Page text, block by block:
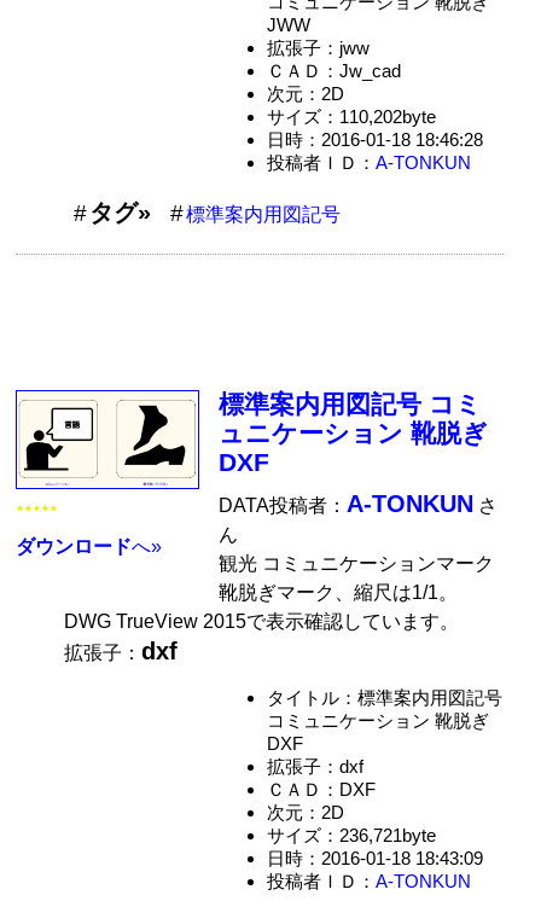
JWW
拡張子：jww
ＣＡＤ：Jw_cad
次元：2D
サイズ：110,202byte
日時：2016-01-18 18:46:28
投稿者ＩＤ： A-TONKUN
タグ» 標準案内用図記号
★★★★★
ダウンロードへ»
標準案内用図記号 コミ
ュニケーション 靴脱ぎ
DXF
DATA投稿者： A-TONKUN さ
ん
観光 コミュニケーションマーク
靴脱ぎマーク、縮尺は1/1。
DWG TrueView 2015で表示確認しています。
拡張子：dxf
タイトル：標準案内用図記号
コミュニケーション 靴脱ぎ
DXF
拡張子：dxf
ＣＡＤ：DXF
次元：2D
サイズ：236,721byte
日時：2016-01-18 18:43:09
投稿者ＩＤ： A-TONKUN